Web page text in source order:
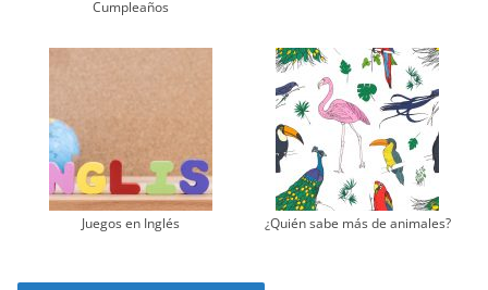
Cumpleaños
Juegos en Inglés ¿Quién sabe más de animales?